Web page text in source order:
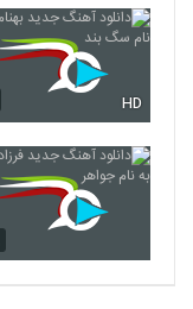
171
HD